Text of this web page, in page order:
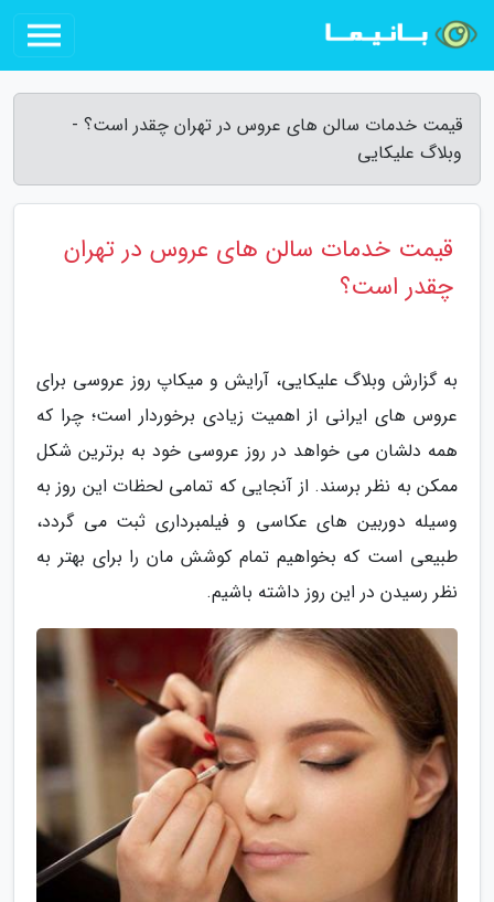
قیمت خدمات سالن های عروس در تهران چقدر است؟ -
وبلاگ علیکایی
قیمت خدمات سالن های عروس در تهران
چقدر است؟
به گزارش وبلاگ علیکایی، آرایش و میکاپ روز عروسی برای
عروس های ایرانی از اهمیت زیادی برخوردار است؛ چرا که
همه دلشان می خواهد در روز عروسی خود به برترین شکل
ممکن به نظر برسند. از آنجایی که تمامی لحظات این روز به
وسیله دوربین های عکاسی و فیلمبرداری ثبت می گردد،
طبیعی است که بخواهیم تمام کوشش مان را برای بهتر به
نظر رسیدن در این روز داشته باشیم.